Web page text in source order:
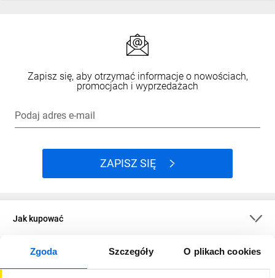
Zgoda Szczegóły O plikach cookies
Zapisz się, aby otrzymać informacje o nowościach,
promocjach i wyprzedażach
Podaj adres e-mail
ZAPISZ SIĘ
Jak kupować
O firmie